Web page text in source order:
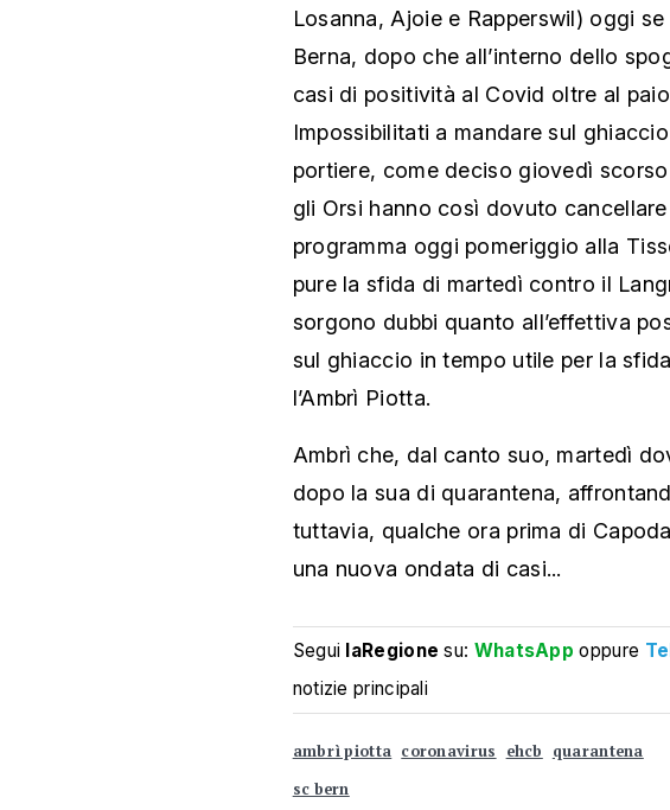
Losanna, Ajoie e Rapperswil) oggi se
Berna, dopo che all’interno dello
casi di positività al Covid oltre al
Impossibilitati a mandare sul
portiere, come deciso giovedì
gli Orsi hanno così dovuto
programma oggi pomeriggio alla
pure la sfida di martedì contro il
sorgono dubbi quanto all’effettiva
sul ghiaccio in tempo utile per la
l’Ambrì Piotta.
Ambrì che, dal canto suo, martedì
dopo la sua di quarantena,
tuttavia, qualche ora prima di
una nuova ondata di casi...
Segui laRegione su: WhatsApp oppure
notizie principali
ambrì piotta coronavirus ehcb
quarantena
sc bern